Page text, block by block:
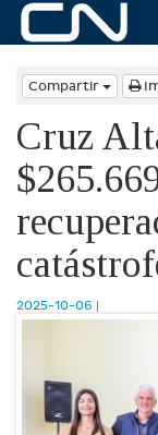
Compartir
Cruz
2025-10-06 |